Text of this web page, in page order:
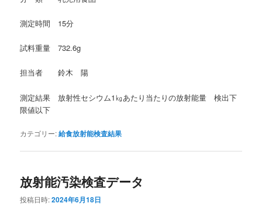
測定時間 15分
試料重量 732.6g
担当者 鈴木 陽
測定結果 放射性セシウム1㎏あたり当たりの放射能量 検出下
限値以下
カテゴリー:給食放射能検査結果
放射能汚染検査データ
投稿日時:2024年6月18日